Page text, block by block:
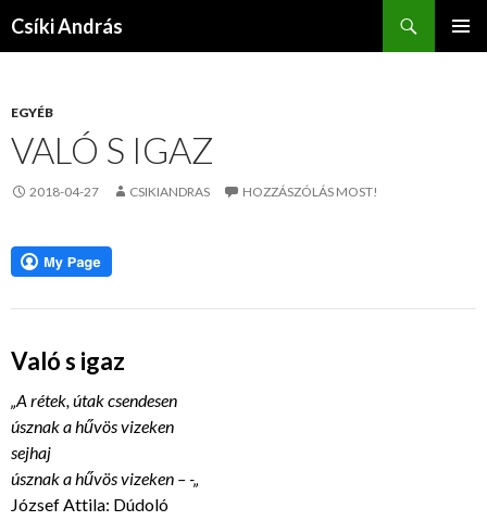
Csíki András
EGYÉB
VALÓ S IGAZ
2018-04-27 CSIKIANDRAS HOZZÁSZÓLÁS MOST!
Való s igaz
„A rétek, útak csendesen
úsznak a hűvös vizeken
sejhaj
úsznak a hűvös vizeken – -„
József Attila: Dúdoló